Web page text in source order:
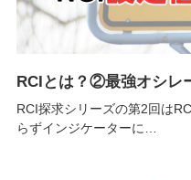
RCIとは？②最強オシレ
RCI探求シリーズの第2回は
らずインジケーターに…